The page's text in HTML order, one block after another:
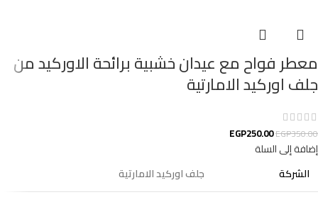
معطر فواح مع عيدان خشبية برائحة الاوركيد من
جلف اوركيد الامارتية
EGP350.00
EGP250.00
إضافة إلى السلة
الشركة
جلف اوركيد الامارتية